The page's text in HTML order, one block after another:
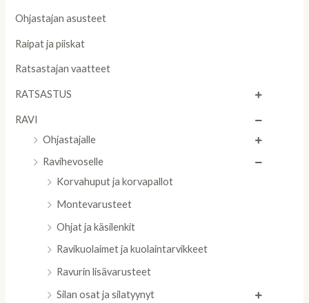
Ohjastajan asusteet
Raipat ja piiskat
Ratsastajan vaatteet
RATSASTUS
RAVI
Ohjastajalle
Ravihevoselle
Korvahuput ja korvapallot
Montevarusteet
Ohjat ja käsilenkit
Ravikuolaimet ja kuolaintarvikkeet
Ravurin lisävarusteet
Silan osat ja silatyynyt